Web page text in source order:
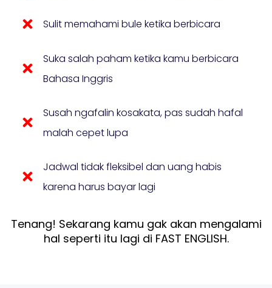
Sulit memahami bule ketika berbicara
Suka salah paham ketika kamu berbicara
Bahasa Inggris
Susah ngafalin kosakata, pas sudah hafal
malah cepet lupa
Jadwal tidak fleksibel dan uang habis
karena harus bayar lagi
Tenang! Sekarang kamu gak akan mengalami
hal seperti itu lagi di FAST ENGLISH.